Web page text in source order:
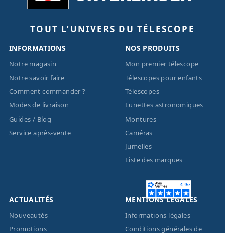
TOUT L’UNIVERS DU TÉLESCOPE
INFORMATIONS
Notre magasin
Notre savoir faire
Comment commander ?
Modes de livraison
Guides / Blog
Service après-vente
NOS PRODUITS
Mon premier télescope
Télescopes pour enfants
Télescopes
Lunettes astronomiques
Montures
Caméras
Jumelles
Liste des marques
ACTUALITÉS
Nouveautés
Promotions
MENTIONS LÉGALES
Informations légales
Conditions générales de